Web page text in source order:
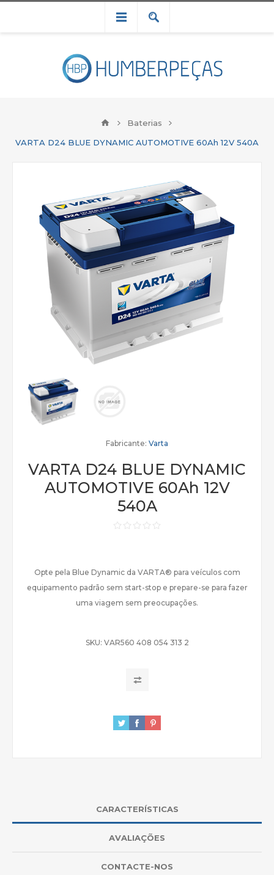
Baterias
VARTA D24 BLUE DYNAMIC AUTOMOTIVE 60Ah 12V 540A
Fabricante: Varta
VARTA D24 BLUE DYNAMIC
AUTOMOTIVE 60Ah 12V
540A
Opte pela Blue Dynamic da VARTA® para veículos com
equipamento padrão sem start-stop e prepare-se para fazer
uma viagem sem preocupações.
SKU: VAR560 408 054 313 2
CARACTERÍSTICAS
AVALIAÇÕES
CONTACTE-NOS